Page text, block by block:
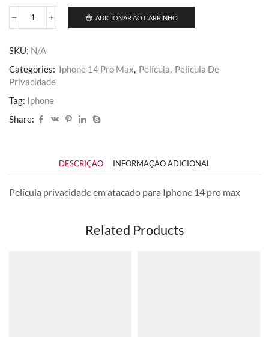
Iphone
Max
quantidade
ADICIONAR AO CARRINHO
SKU: N/A
Categories: Iphone 14 Pro Max, Película, Pelicula De
Privacidade
Tag: Iphone
Share:
DESCRIÇÃO INFORMAÇÃO ADICIONAL
Película privacidade em atacado para Iphone 14 pro max
Related Products